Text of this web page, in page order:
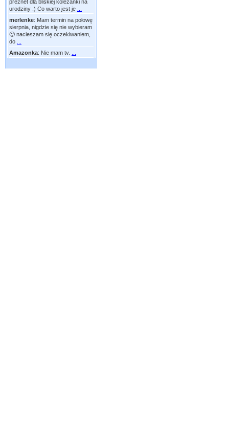
preznet dla bliskiej koleżanki na
urodziny :) Co warto jest je
merlenke: Mam termin na połowę
sierpnia, nigdzie się nie wybieram
🙂 nacieszam się oczekiwaniem,
do
Amazonka: Nie mam tv.